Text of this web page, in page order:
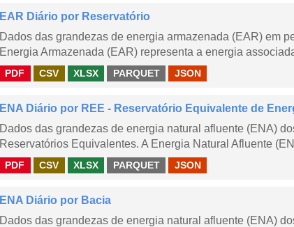
EAR Diário por Reservatório
Dados das grandezas de energia armazenada (EAR) em
Energia Armazenada (EAR) representa a energia
PDF CSV XLSX PARQUET JSON
ENA Diário por REE - Reservatório Equivalente de
Dados das grandezas de energia natural afluente (ENA)
Reservatórios Equivalentes. A Energia Natural Afluente
PDF CSV XLSX PARQUET JSON
ENA Diário por Bacia
Dados das grandezas de energia natural afluente (ENA)